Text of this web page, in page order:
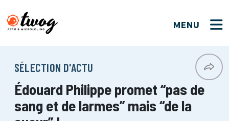
MENU
SÉLECTION D'ACTU
Édouard Philippe promet “pas de
sang et de larmes” mais “de la
Bienvenue !
PSEUDO*
VOTRE PARTICIPATION
Que souhaitez-vous proposer ?
Quelques tweets